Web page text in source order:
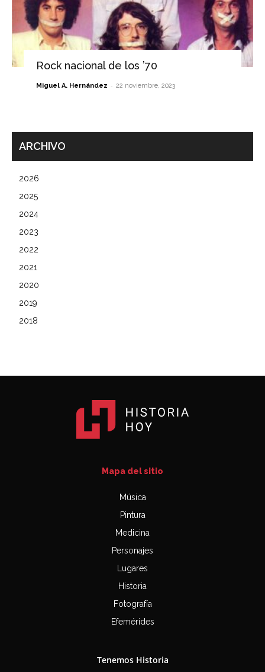
Rock nacional de los ’70
Miguel A. Hernández - 22 noviembre, 2023
ARCHIVO
2026
2025
2024
2023
2022
2021
2020
2019
2018
Mapa del sitio
Música
Pintura
Medicina
Personajes
Lugares
Historia
Fotografía
Efemérides
Tenemos Historia